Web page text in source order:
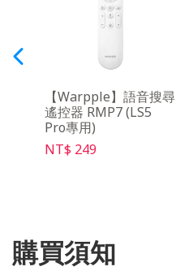
【Warpple】語音搜尋
遙控器 RMP7 (LS5
Pro專用)
NT$ 249
購買須知